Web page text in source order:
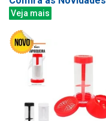
Veja mais